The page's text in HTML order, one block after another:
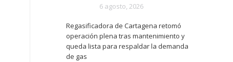
6 agosto, 2026
Regasificadora de Cartagena retomó
operación plena tras mantenimiento y
queda lista para respaldar la demanda
de gas